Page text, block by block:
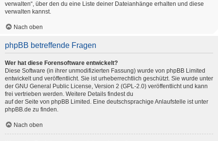
verwalten“, über den du eine Liste deiner Dateianhänge erhalten und diese
verwalten kannst.
Nach oben
phpBB betreffende Fragen
Wer hat diese Forensoftware entwickelt?
Diese Software (in ihrer unmodifizierten Fassung) wurde von phpBB Limited
entwickelt und veröffentlicht. Sie ist urheberrechtlich geschützt. Sie wurde unter
der GNU General Public License, Version 2 (GPL-2.0) veröffentlicht und kann
frei vertrieben werden. Weitere Details findest du
auf der Seite von phpBB Limited . Eine deutschsprachige Anlaufstelle ist unter
phpBB.de zu finden.
Nach oben